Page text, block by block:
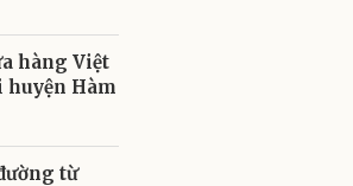
hàng Việt
huyện Hàm
từ